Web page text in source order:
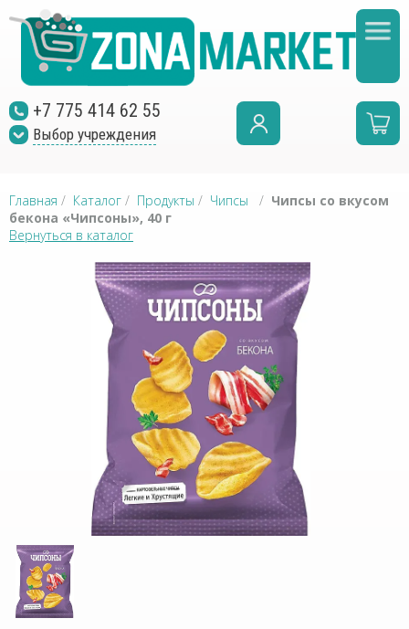
+7 775 414 62 55
Выбор учреждения
Главная / Каталог / Продукты / Чипсы / Чипсы со вкусом
бекона «Чипсоны», 40 г
Вернуться в каталог